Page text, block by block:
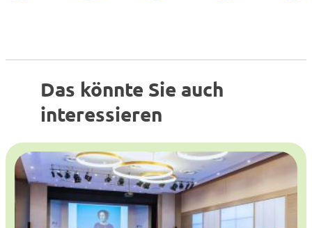
Das könnte Sie auch
interessieren